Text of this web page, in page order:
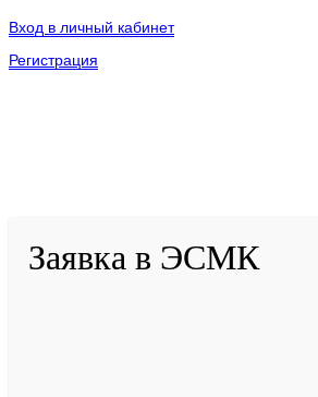
Вход в личный кабинет
Регистрация
Заявка в ЭСМК